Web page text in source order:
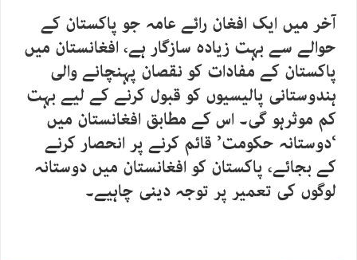
آخر میں ایک افغان رائے عامہ جو پاکستان کے
حوالے سے بہت زیادہ سازگار ہے، افغانستان میں
پاکستان کے مفادات کو نقصان پہنچانے والی
ہندوستانی پالیسیوں کو قبول کرنے کے لیے بہت
کم موثرہو گی۔ اس کے مطابق افغانستان میں
‘دوستانہ حکومت’ قائم کرنے پر انحصار کرنے
کے بجائے، پاکستان کو افغانستان میں دوستانہ
لوگوں کی تعمیر پر توجہ دینی چاہیے۔